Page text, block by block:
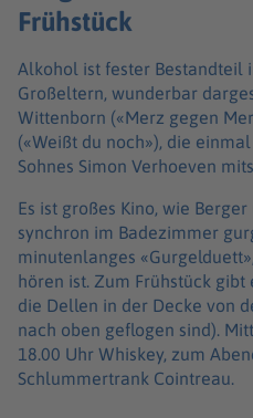
Frühstück
Alkohol ist fester Bestandteil
Großeltern, wunderbar
Wittenborn («Merz gegen
(«Weißt du noch»), die
Sohnes Simon Verhoeven
Es ist großes Kino, wie
synchron im Badezimmer
minutenlanges
hören ist. Zum Frühstück
die Dellen in der Decke von
nach oben geflogen sind).
18.00 Uhr Whiskey, zum
Schlummertrank Cointreau.